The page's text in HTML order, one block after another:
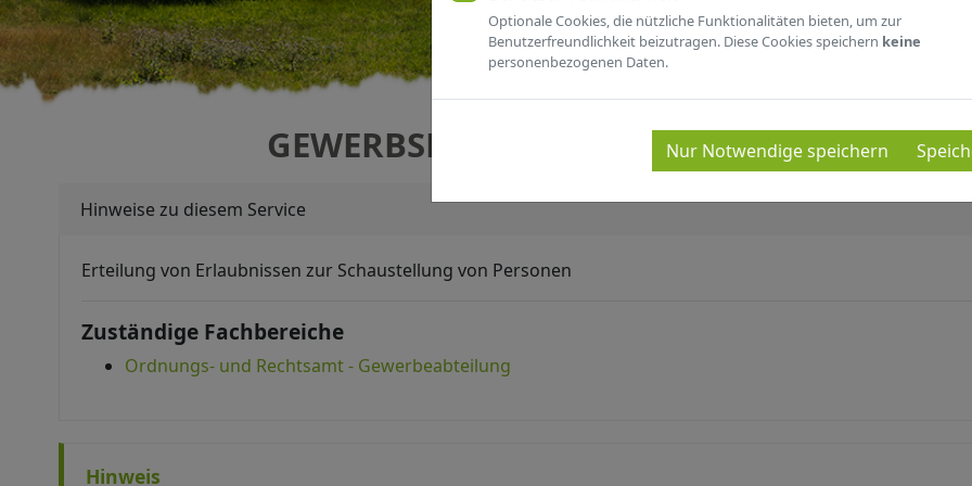
Optionale Cookies, die nützliche Funktionalitäten bieten, um zur
Benutzerfreundlichkeit beizutragen. Diese Cookies speichern keine
personenbezogenen Daten.
Nur Notwendige speichern
GEWERBSMÄSSIGE SCHAUSTELLUNGEN
Hinweise zu diesem Service
Erteilung von Erlaubnissen zur Schaustellung von Personen
Zuständige Fachbereiche
Ordnungs- und Rechtsamt - Gewerbeabteilung
Hinweis